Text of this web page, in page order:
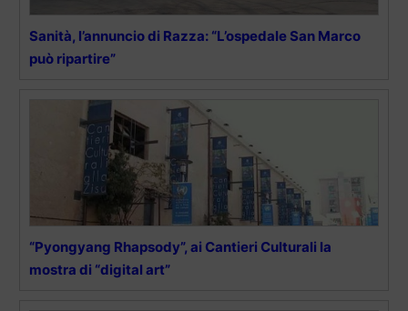
Sanità, l’annuncio di Razza: “L’ospedale San Marco
può ripartire”
“Pyongyang Rhapsody”, ai Cantieri Culturali la
mostra di “digital art”